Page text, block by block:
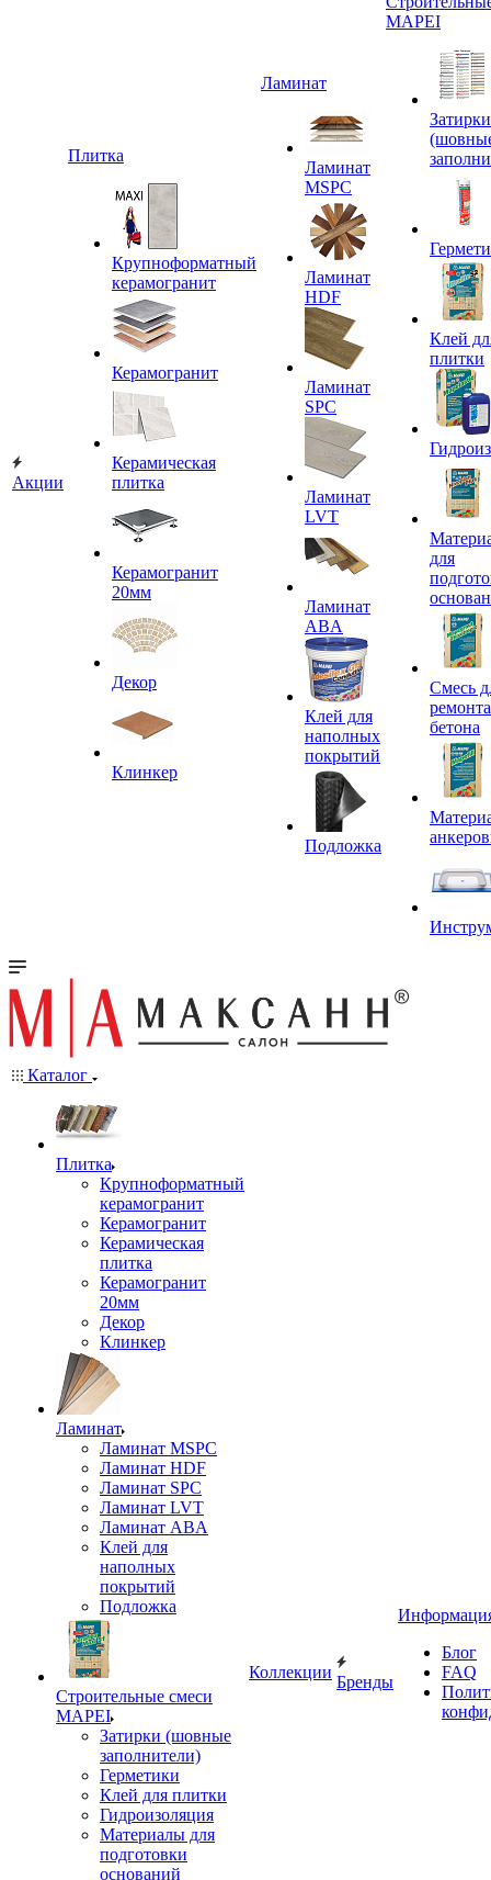
Акции
Плитка
Крупноформатный
керамогранит
Керамогранит
Керамическая
плитка
Керамогранит
20мм
Декор
Клинкер
Ламинат
Ламинат
MSPC
Ламинат
HDF
Ламинат
SPC
Ламинат
LVT
Ламинат
ABA
Клей для
наполных
покрытий
Подложка
MAPEI
Затирки
Клей
плитки
для
Смесь
ремонта
бетона
Каталог
Плитка
Крупноформатный
керамогранит
Керамогранит
Керамическая
плитка
Керамогранит
20мм
Декор
Клинкер
Ламинат
Ламинат MSPC
Ламинат HDF
Ламинат SPC
Ламинат LVT
Ламинат ABA
Клей для
наполных
покрытий
Подложка
Строительные смеси
MAPEI
Затирки (шовные
заполнители)
Герметики
Клей для плитки
Гидроизоляция
Материалы для
подготовки
оснований
Коллекции
Бренды
Блог
FAQ